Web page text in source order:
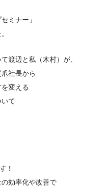
ミナー」
渡辺と私（木村）が、
社長から
変える
て
！
効率化や改善で